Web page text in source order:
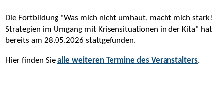
Die Fortbildung "Was mich nicht umhaut, macht mich stark!
Strategien im Umgang mit Krisensituationen in der Kita" hat
bereits am 28.05.2026 stattgefunden.
Hier finden Sie alle weiteren Termine des Veranstalters.